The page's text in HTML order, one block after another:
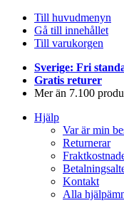
Till huvudmenyn
Gå till innehållet
Till varukorgen
Sverige: Fri
Gratis returer
Mer än 7.100
Hjälp
Var är min
Returnerar
Kontakt
Alla